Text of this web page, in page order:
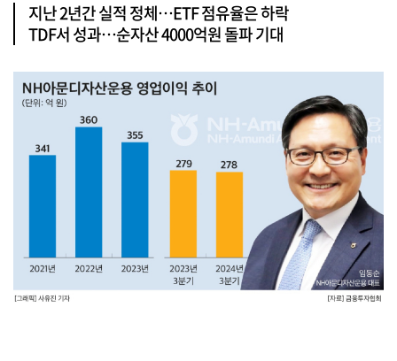
지난 2년간 실적 정체…ETF 점유율은 하락
TDF서 성과…순자산 4000억원 돌파 기대